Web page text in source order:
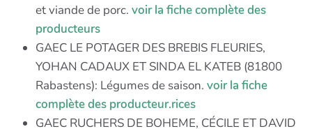
et viande de porc. voir la fiche complète des
producteurs
GAEC LE POTAGER DES BREBIS FLEURIES,
YOHAN CADAUX ET SINDA EL KATEB (81800
Rabastens): Légumes de saison. voir la fiche
complète des producteur.rices
GAEC RUCHERS DE BOHEME, CÉCILE ET DAVID